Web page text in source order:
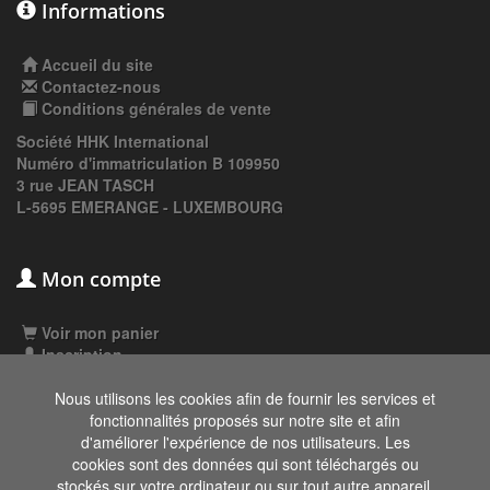
Informations
Accueil du site
Contactez-nous
Conditions générales de vente
Société HHK International
Numéro d'immatriculation B 109950
3 rue JEAN TASCH
L-5695 EMERANGE - LUXEMBOURG
Mon compte
Voir mon panier
Inscription
Les données affichées ici, particulièrement la
base de donnée complète, ne doivent pas être
Nous utilisons les cookies afin de fournir les services et
fonctionnalités proposés sur notre site et afin
d'améliorer l'expérience de nos utilisateurs. Les
cookies sont des données qui sont téléchargés ou
stockés sur votre ordinateur ou sur tout autre appareil.